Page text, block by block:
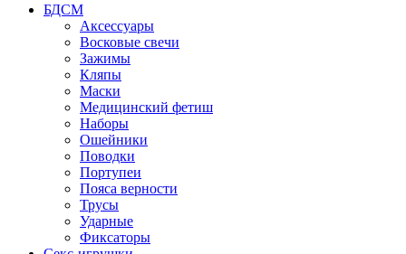
БДСМ
Аксессуары
Восковые свечи
Зажимы
Кляпы
Маски
Медицинский фетиш
Наборы
Ошейники
Поводки
Портупеи
Пояса верности
Трусы
Ударные
Фиксаторы